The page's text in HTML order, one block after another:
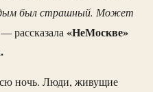
был страшный. Может
рассказала«НеМоскве»
ночь. Люди, живущие